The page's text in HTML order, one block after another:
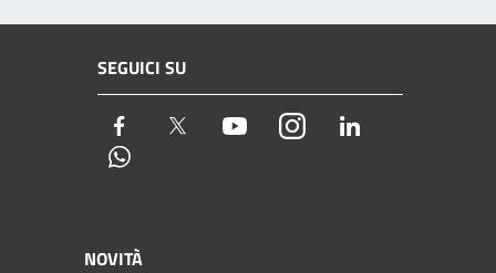
SEGUICI SU
Facebook Twitter YoutubeInstagram
NOVITÀ